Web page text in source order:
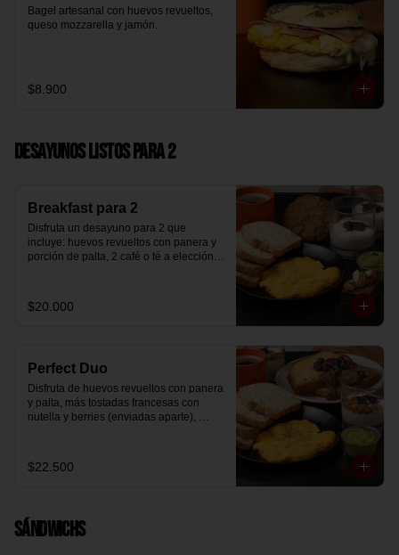
Bagel artesanal con huevos revueltos,
queso mozzarella y jamón.
$8.900
Desayunos Listos para 2
Breakfast para 2
Disfruta un desayuno para 2 que
incluye: huevos revueltos con panera y
porción de palta, 2 café o té a elección, 2
hecha en casa, un mini brownie y galleta
de avena para compartir.
$20.000
Perfect Duo
Disfruta de huevos revueltos con panera
y palta, más tostadas francesas con
nutella y berries (enviadas aparte),
mermelada de arándanos y granola
hecha en casa.
$22.500
Sándwichs